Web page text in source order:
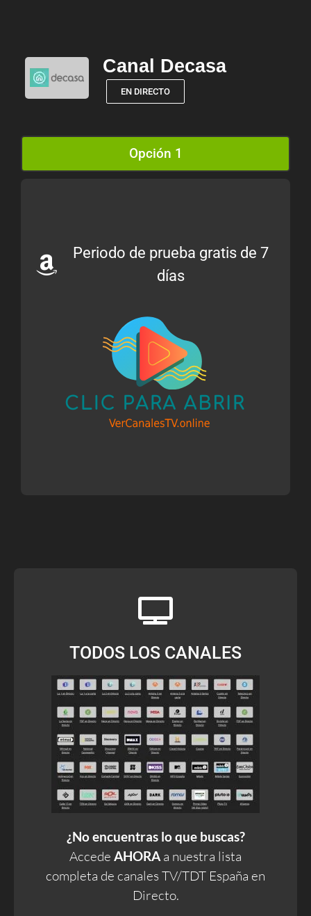
Canal Decasa
EN DIRECTO
Opción 1
Periodo de prueba gratis de 7
días
TODOS LOS CANALES
¿No encuentras lo que buscas?
Accede AHORA a nuestra lista
completa de canales TV/TDT España en
Directo.